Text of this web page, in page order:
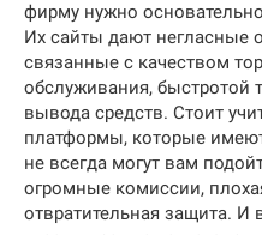
фирму нужно
Их сайты дают негласные
связанные с качеством
обслуживания, быстротой
вывода средств. Стоит
платформы, которые
не всегда могут вам
огромные комиссии,
отвратительная защита.